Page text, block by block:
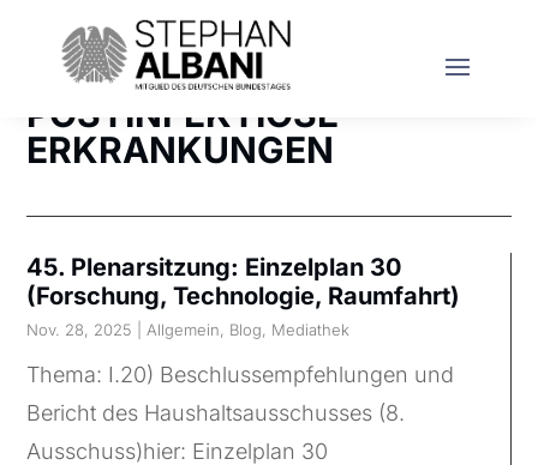
POSTINFEKTIÖSE
ERKRANKUNGEN
45. Plenarsitzung: Einzelplan 30
(Forschung, Technologie, Raumfahrt)
Nov. 28, 2025 Allgemein, Blog, Mediathek
Thema: I.20) Beschlussempfehlungen und
Bericht des Haushaltsausschusses (8.
Ausschuss)hier: Einzelplan 30